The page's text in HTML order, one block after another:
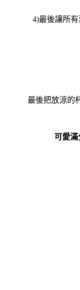
4)最後讓所
最後把放涼的
可愛滿